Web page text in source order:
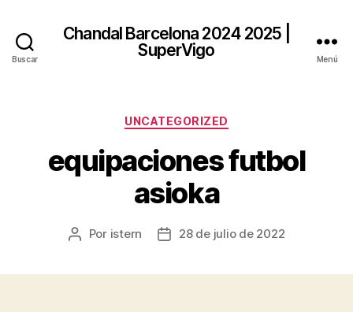
Buscar
Chandal Barcelona 2024 2025 |
SuperVigo
Menú
Categorías
UNCATEGORIZED
equipaciones futbol
asioka
Autor
Por istern
Fecha28 de julio de 2022